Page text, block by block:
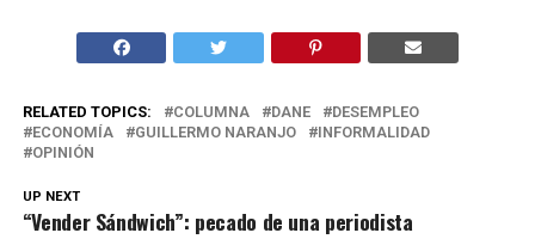
RELATED TOPICS: COLUMNA DANE
DESEMPLEO
ECONOMÍA
GUILLERMO NARANJO
INFORMALIDAD
OPINIÓN
UP NEXT
“Vender Sándwich”: pecado de una periodista